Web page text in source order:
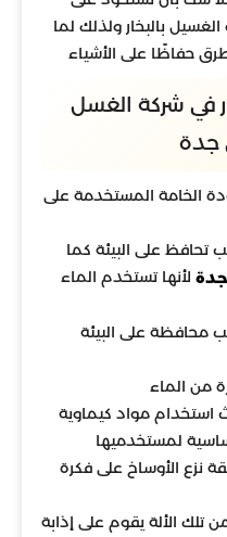
بالبخار ولذلك لما
حفاظًا على الأشياء
في شركة الغسل
جدة
الخامة المستخدمة على
تحافظ على البيئة كما
لأنها تستخدم الماء
محافظة على البيئة
من الماء
استخدام مواد كيماوية
لمستخدميها
نزع الأوساخ على فكرة
تلك الألة يقوم على إذابة